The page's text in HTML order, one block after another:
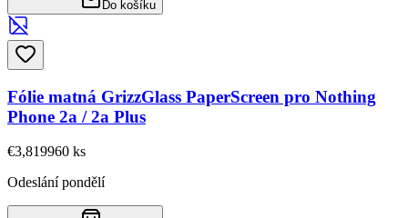
Do košíku
Fólie matná GrizzGlass PaperScreen pro Nothing
Phone 2a / 2a Plus
€3,819960 ks
Odeslání pondělí